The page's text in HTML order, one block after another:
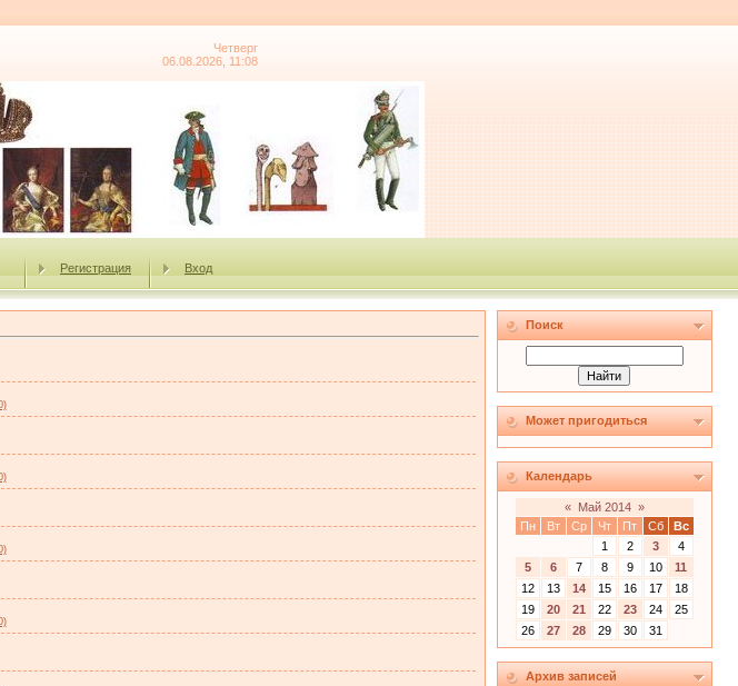
Четверг
06.08.2026, 11:08
Регистрация Вход
Поиск
Может пригодиться
Календарь
« Май 2014 »
Пн
Вт Ср Чт Пт Сб
Вс
1
2 3
4
5
6 7 8 9 10
11
12
13 14 15 16 17
18
19
20 21 22 23 24
25
26
27 28 29 30 31
Архив записей